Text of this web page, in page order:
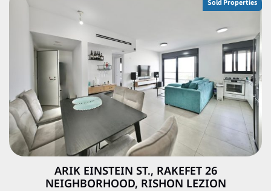
Sold Properties
26 ARIK EINSTEIN ST., RAKEFET
NEIGHBORHOOD, RISHON LEZION